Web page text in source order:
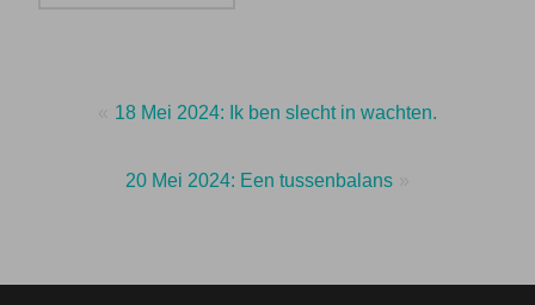
Post18 Mei 2024: Ik ben slecht in wachten.
20 Mei 2024: Een tussenbalans